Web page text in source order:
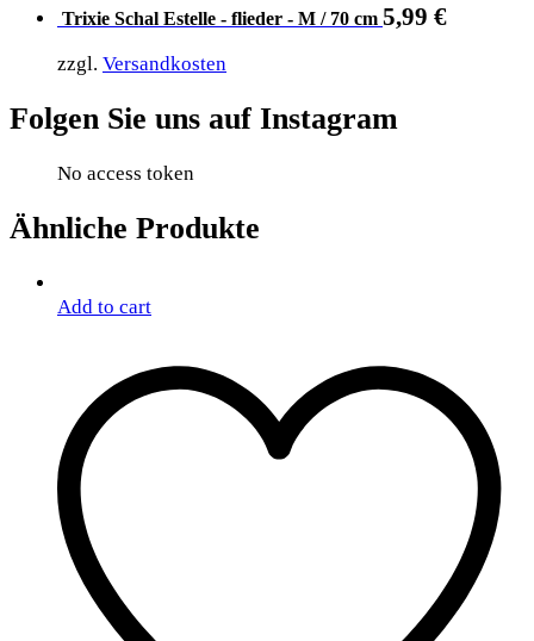
Trixie Schal Estelle - flieder - M / 70 cm 5,99 €
zzgl. Versandkosten
Folgen Sie uns auf Instagram
No access token
Ähnliche Produkte
Add to cart